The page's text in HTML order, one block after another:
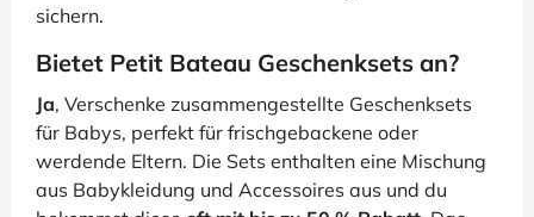
sichern.
Bietet Petit Bateau Geschenksets an?
Ja, Verschenke zusammengestellte Geschenksets
für Babys, perfekt für frischgebackene oder
werdende Eltern. Die Sets enthalten eine Mischung
aus Babykleidung und Accessoires aus und du